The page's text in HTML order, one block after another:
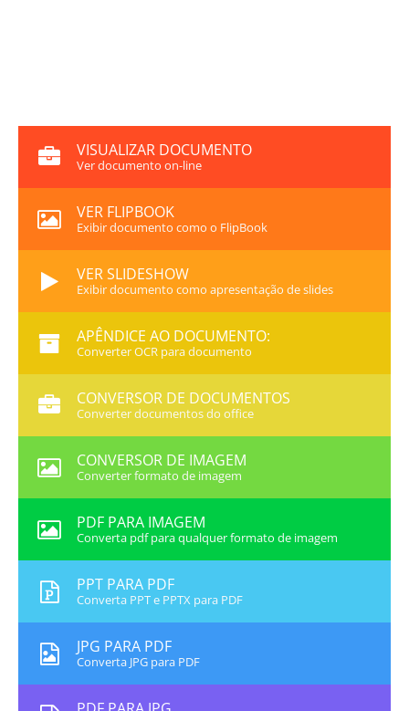
VISUALIZAR DOCUMENTO
Ver documento on-line
VER FLIPBOOK
Exibir documento como o FlipBook
VER SLIDESHOW
Exibir documento como apresentação de slides
APÊNDICE AO DOCUMENTO:
Converter OCR para documento
CONVERSOR DE DOCUMENTOS
Converter documentos do office
CONVERSOR DE IMAGEM
Converter formato de imagem
PDF PARA IMAGEM
Converta pdf para qualquer formato de imagem
PPT PARA PDF
Converta PPT e PPTX para PDF
JPG PARA PDF
Converta JPG para PDF